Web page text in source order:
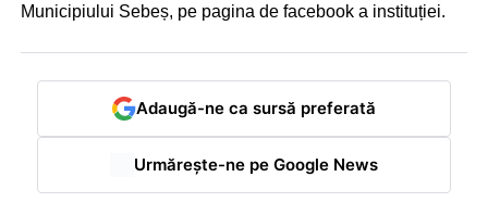
Municipiului Sebeș, pe pagina de facebook a instituției.
Adaugă-ne ca sursă preferată
Urmărește-ne pe Google News